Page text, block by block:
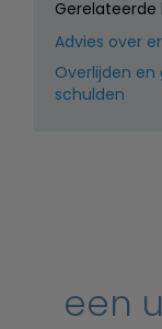
Gerelateerde
Advies over
Overlijden
schulden
een